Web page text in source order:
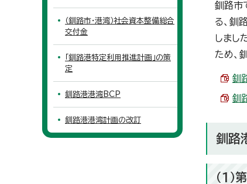
釧路市
る、釧
しまし
ため、
釧
釧
釧路
（1）
（釧路市・港湾）社会資本整備総合
交付金
「釧路港特定利用推進計画」の策
定
釧路港港湾BCP
釧路港港湾計画の改訂